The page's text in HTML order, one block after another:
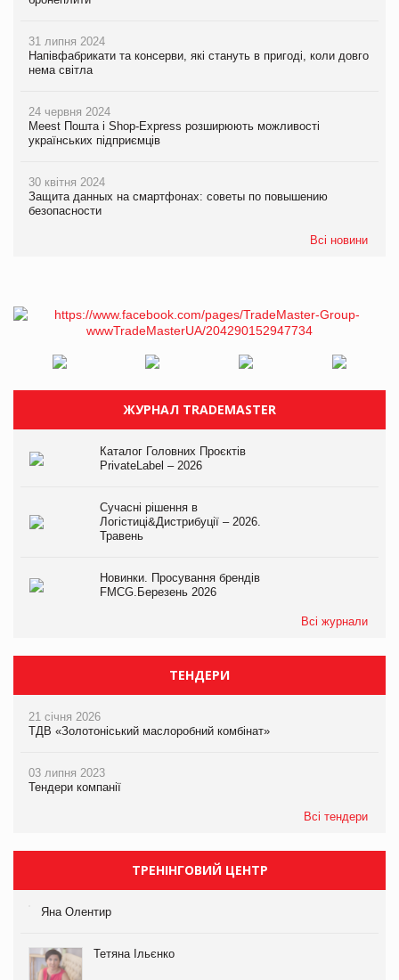
31 липня 2024
Напівфабрикати та консерви, які стануть в пригоді, коли довго
нема світла
24 червня 2024
Meest Пошта і Shop-Express розширюють можливості
українських підприємців
30 квітня 2024
Защита данных на смартфонах: советы по повышению
безопасности
Всі новини
ЖУРНАЛ TRADEMASTER
Каталог Головних Проєктів
PrivateLabel – 2026
Сучасні рішення в
Логістиці&Дистрибуції – 2026.
Травень
Новинки. Просування брендів
FMCG.Березень 2026
Всі журнали
ТЕНДЕРИ
21 січня 2026
ТДВ «Золотоніський маслоробний комбінат»
03 липня 2023
Тендери компанії
Всі тендери
ТРЕНІНГОВИЙ ЦЕНТР
Яна Олентир
Тетяна Ільєнко